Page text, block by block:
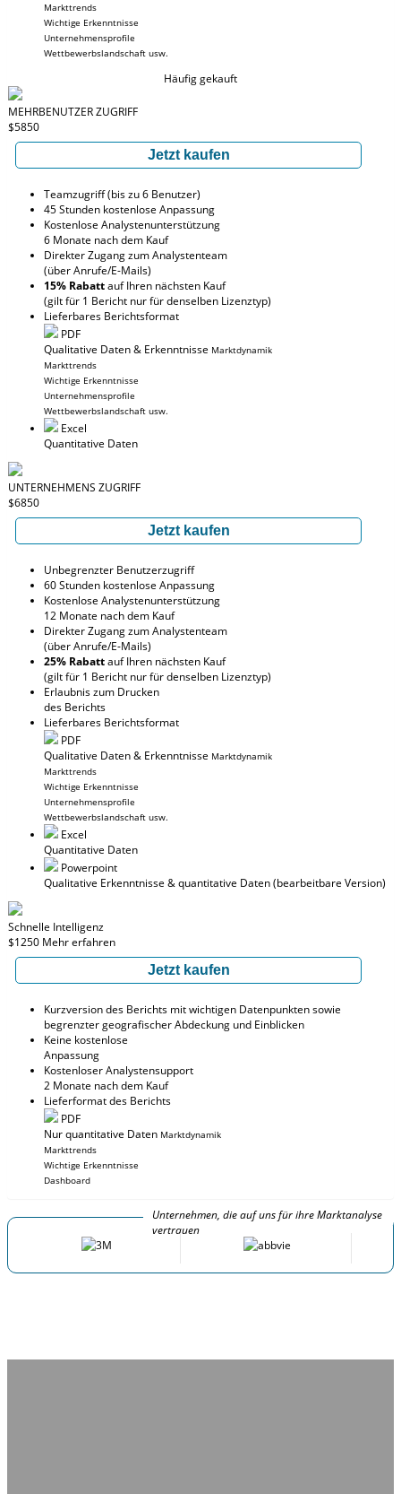
Markttrends
Wichtige Erkenntnisse
Unternehmensprofile
Wettbewerbslandschaft usw.
Häufig gekauft
MEHRBENUTZER ZUGRIFF
$5850
Jetzt kaufen
Teamzugriff (bis zu 6 Benutzer)
45 Stunden kostenlose Anpassung
Kostenlose Analystenunterstützung
6 Monate nach dem Kauf
Direkter Zugang zum Analystenteam
(über Anrufe/E-Mails)
15% Rabattauf Ihren nächsten Kauf
(gilt für 1 Bericht nur für denselben Lizenztyp)
Lieferbares Berichtsformat
PDF
Qualitative Daten & Erkenntnisse Marktdynamik
Markttrends
Wichtige Erkenntnisse
Unternehmensprofile
Wettbewerbslandschaft usw.
Excel
Quantitative Daten
UNTERNEHMENS ZUGRIFF
$6850
Jetzt kaufen
Unbegrenzter Benutzerzugriff
60 Stunden kostenlose Anpassung
Kostenlose Analystenunterstützung
12 Monate nach dem Kauf
Direkter Zugang zum Analystenteam
(über Anrufe/E-Mails)
25% Rabattauf Ihren nächsten Kauf
(gilt für 1 Bericht nur für denselben Lizenztyp)
Erlaubnis zum Drucken
des Berichts
Lieferbares Berichtsformat
PDF
Qualitative Daten & Erkenntnisse Marktdynamik
Markttrends
Wichtige Erkenntnisse
Unternehmensprofile
Wettbewerbslandschaft usw.
Excel
Quantitative Daten
Powerpoint
Qualitative Erkenntnisse & quantitative Daten(bearbeitbare Version)
Schnelle Intelligenz
$1250 Mehr erfahren
Jetzt kaufen
Kurzversion des Berichts mit wichtigen Datenpunkten sowie
begrenzter geografischer Abdeckung und Einblicken
Keine kostenlose
Anpassung
Kostenloser Analystensupport
2 Monate nach dem Kauf
Lieferformat des Berichts
PDF
Nur quantitative Daten Marktdynamik
Markttrends
Wichtige Erkenntnisse
Dashboard
Unternehmen, die auf uns für ihre Marktanalyse
vertrauen